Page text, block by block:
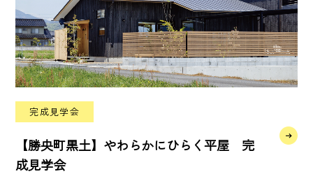
完成見学会
【勝央町黒土】やわらかにひらく平屋 完
成見学会